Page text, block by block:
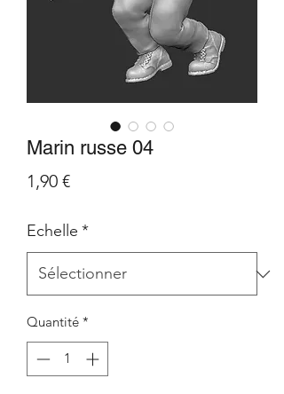
Marin russe 04
1,90 €Prix
Echelle *
Quantité *